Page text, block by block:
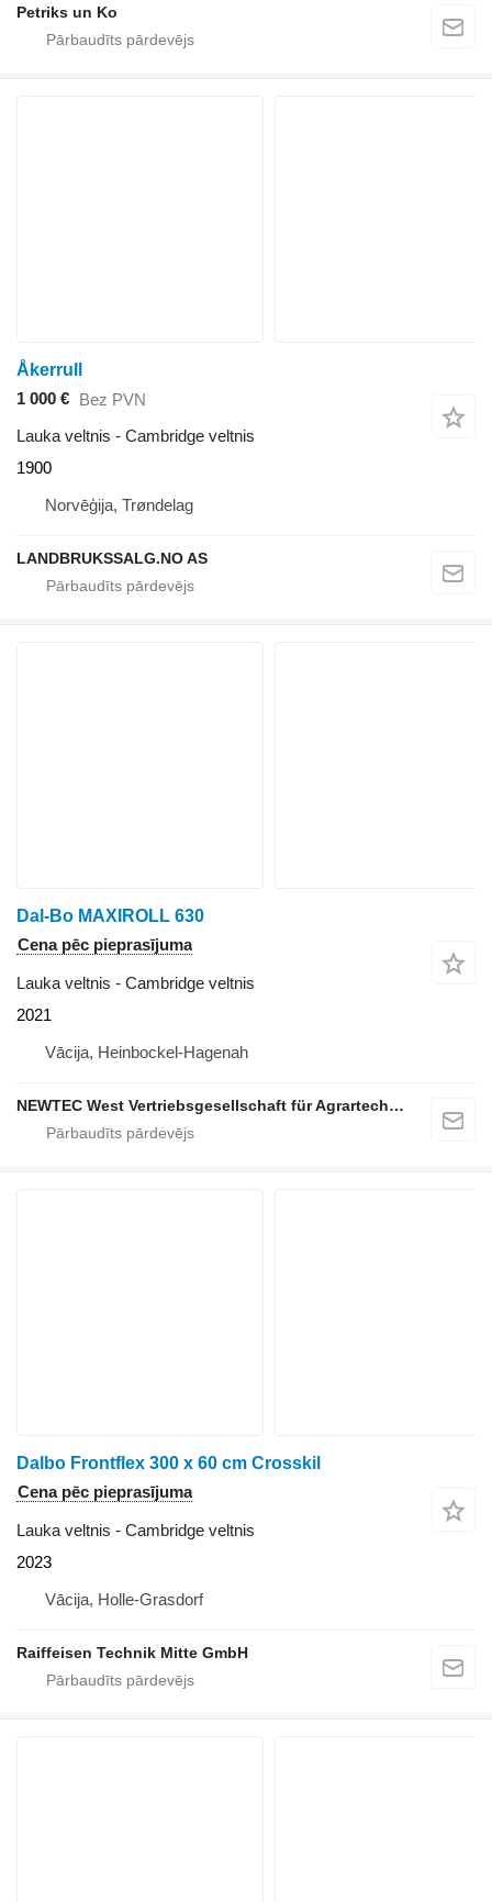
Petriks un Ko
Åkerrull
1 000 €
Bez PVN
Lauka veltnis - Cambridge veltnis
1900
Norvēģija, Trøndelag
LANDBRUKSSALG.NO AS
Dal-Bo MAXIROLL 630
Cena pēc pieprasījuma
Lauka veltnis - Cambridge veltnis
2021
Vācija, Heinbockel-Hagenah
NEWTEC West Vertriebsgesellschaft für Agrartechnik mbH
Dalbo Frontflex 300 x 60 cm Crosskil
Cena pēc pieprasījuma
Lauka veltnis - Cambridge veltnis
2023
Vācija, Holle-Grasdorf
Raiffeisen Technik Mitte GmbH